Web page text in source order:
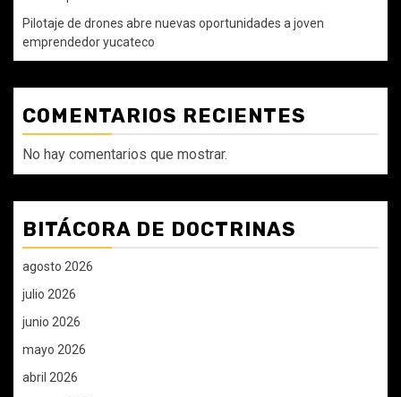
Pilotaje de drones abre nuevas oportunidades a joven
emprendedor yucateco
COMENTARIOS RECIENTES
No hay comentarios que mostrar.
BITÁCORA DE DOCTRINAS
agosto 2026
julio 2026
junio 2026
mayo 2026
abril 2026